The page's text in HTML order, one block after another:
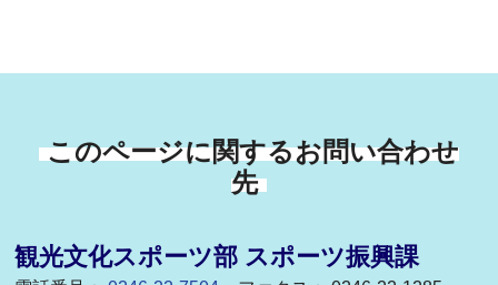
このページに関するお問い合わせ
先
観光文化スポーツ部 スポーツ振興課